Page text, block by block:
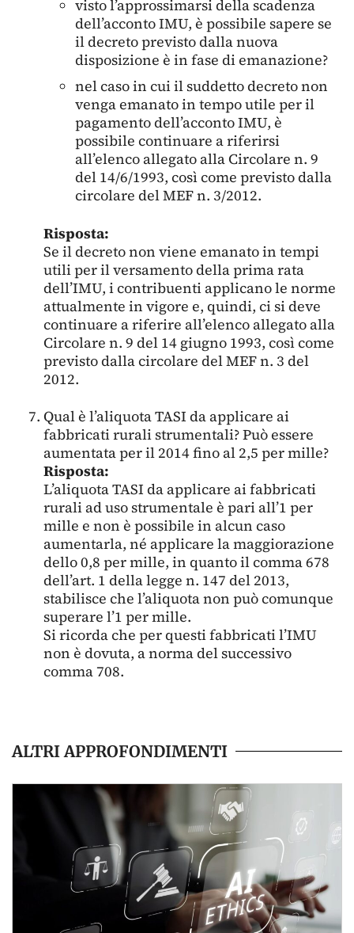
visto l’approssimarsi della scadenza
dell’acconto IMU, è possibile sapere se
il decreto previsto dalla nuova
disposizione è in fase di emanazione?
nel caso in cui il suddetto decreto non
venga emanato in tempo utile per il
pagamento dell’acconto IMU, è
possibile continuare a riferirsi
all’elenco allegato alla Circolare n. 9
del 14/6/1993, così come previsto dalla
circolare del MEF n. 3/2012.
Risposta:
Se il decreto non viene emanato in tempi
utili per il versamento della prima rata
dell’IMU, i contribuenti applicano le norme
attualmente in vigore e, quindi, ci si deve
continuare a riferire all’elenco allegato alla
Circolare n. 9 del 14 giugno 1993, così come
previsto dalla circolare del MEF n. 3 del
2012.
Qual è l’aliquota TASI da applicare ai
fabbricati rurali strumentali? Può essere
aumentata per il 2014 fino al 2,5 per mille?
Risposta:
L’aliquota TASI da applicare ai fabbricati
rurali ad uso strumentale è pari all’1 per
mille e non è possibile in alcun caso
aumentarla, né applicare la maggiorazione
dello 0,8 per mille, in quanto il comma 678
dell’art. 1 della legge n. 147 del 2013,
stabilisce che l’aliquota non può comunque
superare l’1 per mille.
Si ricorda che per questi fabbricati l’IMU
non è dovuta, a norma del successivo
comma 708.
ALTRI APPROFONDIMENTI